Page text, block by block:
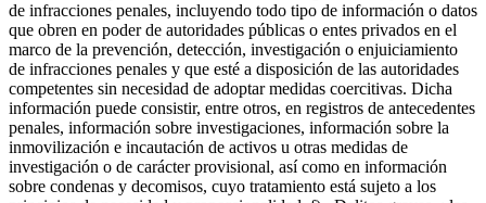
de infracciones penales, incluyendo todo tipo de información o datos
que obren en poder de autoridades públicas o entes privados en el
marco de la prevención, detección, investigación o enjuiciamiento
de infracciones penales y que esté a disposición de las autoridades
competentes sin necesidad de adoptar medidas coercitivas. Dicha
información puede consistir, entre otros, en registros de antecedentes
penales, información sobre investigaciones, información sobre la
inmovilización e incautación de activos u otras medidas de
investigación o de carácter provisional, así como en información
sobre condenas y decomisos, cuyo tratamiento está sujeto a los